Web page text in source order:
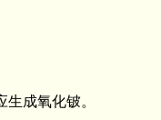
成氧化铍。